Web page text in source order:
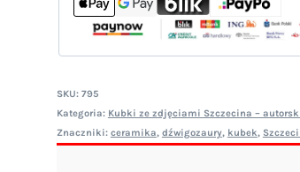
SKU: 795
Kategoria: Kubki ze zdjęciami Szczecina –
Znaczniki: ceramika, dźwigozaury, kubek,